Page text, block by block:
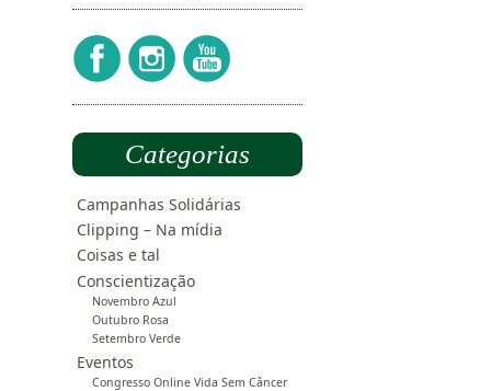
Categorias
Campanhas Solidárias
Clipping – Na mídia
Coisas e tal
Conscientização
Novembro Azul
Outubro Rosa
Setembro Verde
Eventos
Congresso Online Vida Sem Câncer